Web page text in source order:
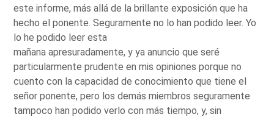
este informe, más allá de la brillante exposición que ha
hecho el ponente. Seguramente no lo han podido leer. Yo
lo he podido leer esta
mañana apresuradamente, y ya anuncio que seré
particularmente prudente en mis opiniones porque no
cuento con la capacidad de conocimiento que tiene el
señor ponente, pero los demás miembros seguramente
tampoco han podido verlo con más tiempo, y, sin